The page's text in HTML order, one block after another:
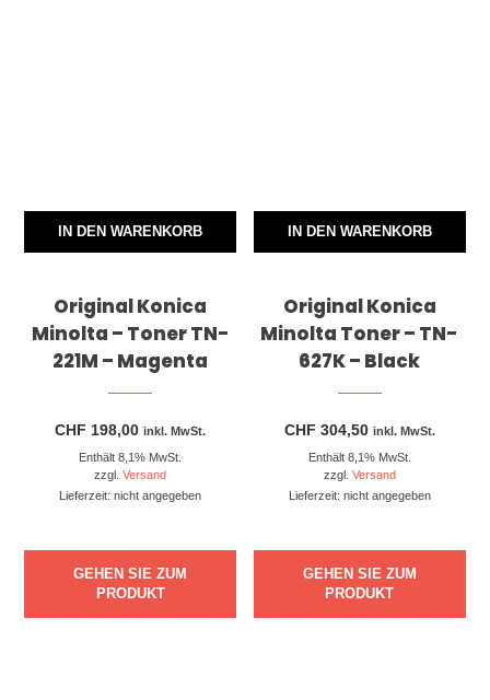
IN DEN WARENKORB
Original Konica
Minolta – Toner TN-
221M – Magenta
CHF 198,00 inkl. MwSt.
Enthält 8,1% MwSt.
zzgl.Versand
Lieferzeit: nicht angegeben
GEHEN SIE ZUM
PRODUKT
IN DEN WARENKORB
Original Konica
Minolta Toner – TN-
627K – Black
CHF 304,50 inkl. MwSt.
Enthält 8,1% MwSt.
zzgl. Versand
Lieferzeit: nicht angegeben
GEHEN SIE ZUM
PRODUKT